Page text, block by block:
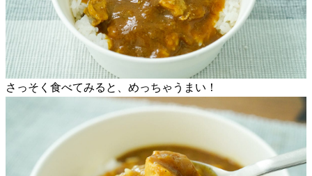
さっそく食べてみると、めっちゃうまい！